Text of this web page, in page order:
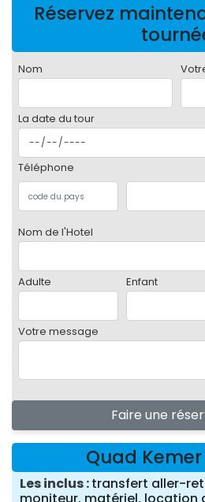
Réservez
Nom
La date du tour
Téléphone
Nom de l'Hotel
Adulte Enfant
Votre message
Faire une
Quad
Les inclus transfert aller-